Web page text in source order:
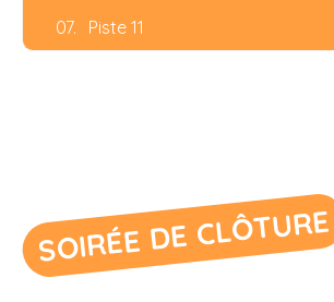
07. Piste 11
SOIRÉE DE CLÔTURE